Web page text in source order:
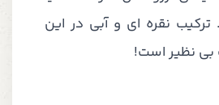
نقره ای و آبی در این
نظیر است!